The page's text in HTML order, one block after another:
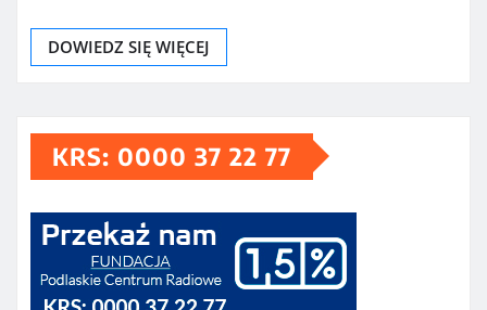
DOWIEDZ SIĘ WIĘCEJ
KRS: 0000 37 22 77